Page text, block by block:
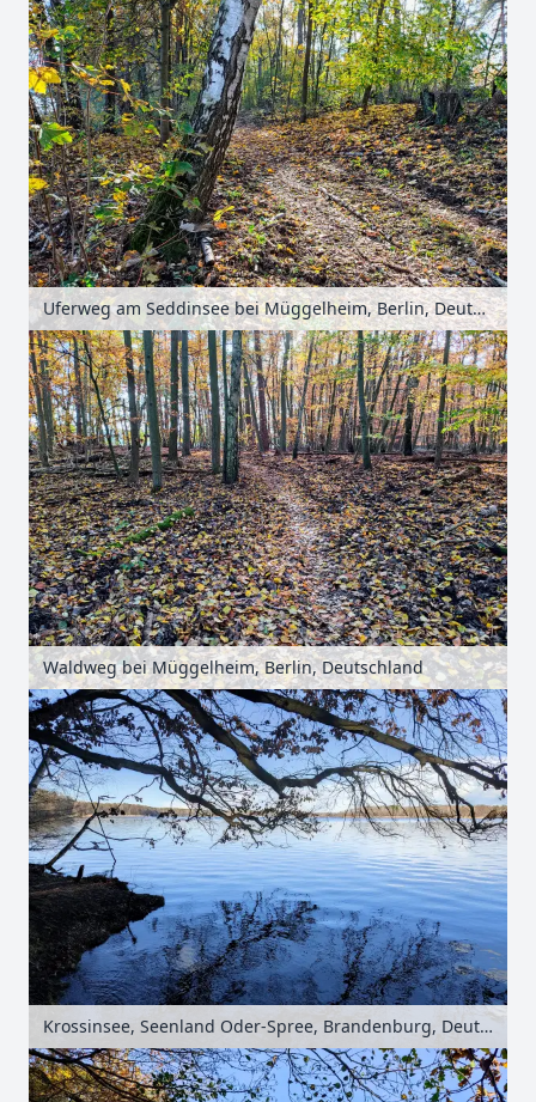
Uferweg am Seddinsee bei Müggelheim, Berlin, Deutschland
Waldweg bei Müggelheim, Berlin, Deutschland
Krossinsee, Seenland Oder-Spree, Brandenburg, Deutschland